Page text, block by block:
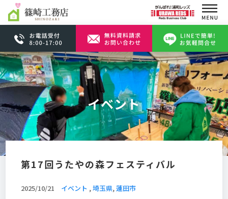
イベント
第17回うたやの森フェスティバル
2025/10/21 イベント ,埼玉県,蓮田市